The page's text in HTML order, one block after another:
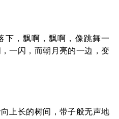
，飘啊，飘啊，像跳舞一
一闪，而朝月亮的一边，变
长的树间，带子般无声地